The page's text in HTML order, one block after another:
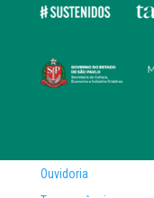
Ouvidoria